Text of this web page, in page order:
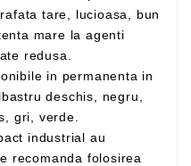
redusa.
galben inchis, galben deschis, gri, verde.
folosirea